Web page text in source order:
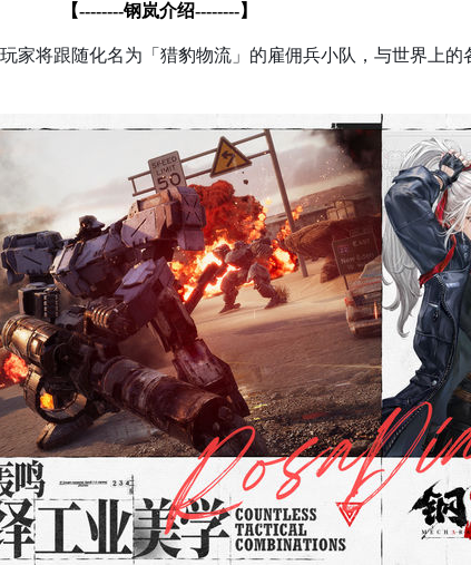
【--------钢岚介绍--------】
家将跟随化名为「猎豹物流」的雇佣兵小队，与世界上